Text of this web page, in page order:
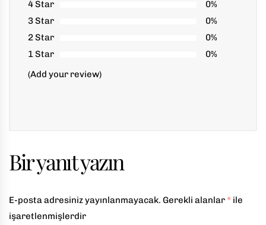
4 Star
0%
3 Star
0%
2 Star
0%
1 Star
0%
(Add your review)
Bir yanıt yazın
E-posta adresiniz yayınlanmayacak. Gerekli alanlar* ile
işaretlenmişlerdir